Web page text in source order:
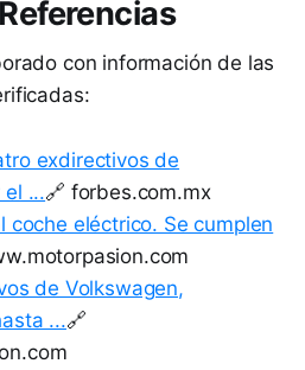
con información de las
exdirectivos de
el ...🔗 forbes.com.mx
coche eléctrico. Se cumplen
de Volkswagen,
...🔗